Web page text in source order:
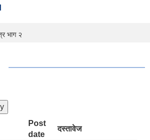
भाग २
Post
date
दस्तावेज